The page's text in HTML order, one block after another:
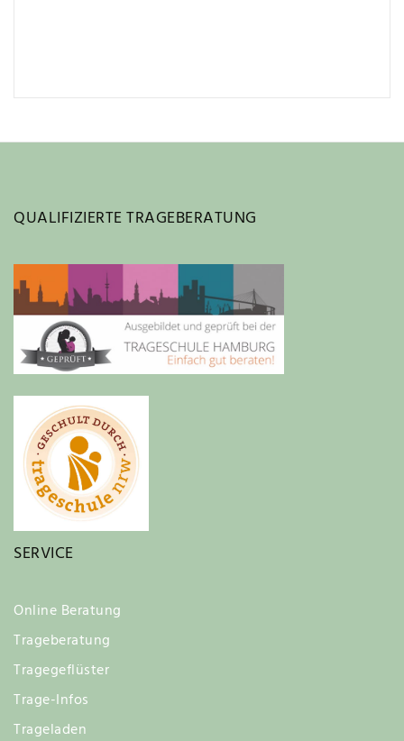
QUALIFIZIERTE TRAGEBERATUNG
SERVICE
Online Beratung
Trageberatung
Tragegeflüster
Trage-Infos
Trageladen